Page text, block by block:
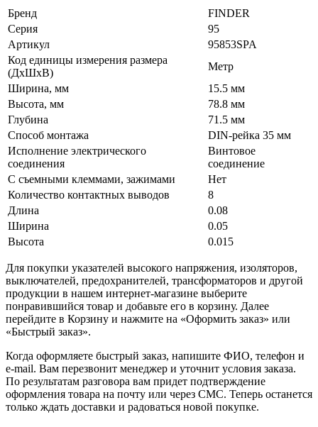
Бренд
FINDER
Серия
95
Артикул
95853SPA
Код единицы измерения размера
(ДхШхВ)
Метр
Ширина, мм
15.5 мм
Высота, мм
78.8 мм
Глубина
71.5 мм
Способ монтажа
DIN-рейка 35 мм
Исполнение электрического
соединения
Винтовое
соединение
С съемными клеммами, зажимами
Нет
Количество контактных выводов
8
Длина
0.08
Ширина
0.05
Высота
0.015
Для покупки указателей высокого напряжения, изоляторов,
выключателей, предохранителей, трансформаторов и другой
продукции в нашем интернет-магазине выберите
понравившийся товар и добавьте его в корзину. Далее
перейдите в Корзину и нажмите на «Оформить заказ» или
«Быстрый заказ».
Когда оформляете быстрый заказ, напишите ФИО, телефон и
e-mail. Вам перезвонит менеджер и уточнит условия заказа.
По результатам разговора вам придет подтверждение
оформления товара на почту или через СМС. Теперь останется
только ждать доставки и радоваться новой покупке.